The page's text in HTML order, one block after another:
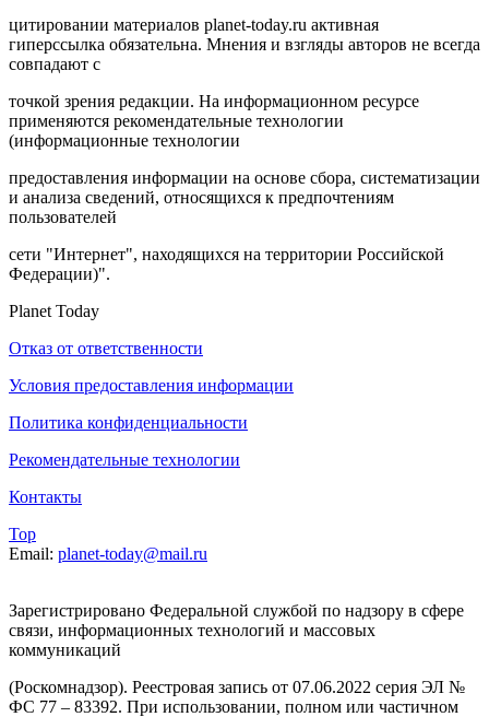
цитировании материалов planet-today.ru активная
гиперссылка обязательна. Мнения и взгляды авторов не всегда
совпадают с
точкой зрения редакции. На информационном ресурсе
применяются рекомендательные технологии
(информационные технологии
предоставления информации на основе сбора, систематизации
и анализа сведений, относящихся к предпочтениям
пользователей
сети "Интернет", находящихся на территории Российской
Федерации)".
Planet Today
Отказ от ответственности
Условия предоставления информации
Политика конфиденциальности
Рекомендательные технологии
Контакты
Top
Email: planet-today@mail.ru
Зарегистрировано Федеральной службой по надзору в сфере
связи, информационных технологий и массовых
коммуникаций
(Роскомнадзор). Реестровая запись от 07.06.2022 серия ЭЛ №
ФС 77 – 83392. При использовании, полном или частичном